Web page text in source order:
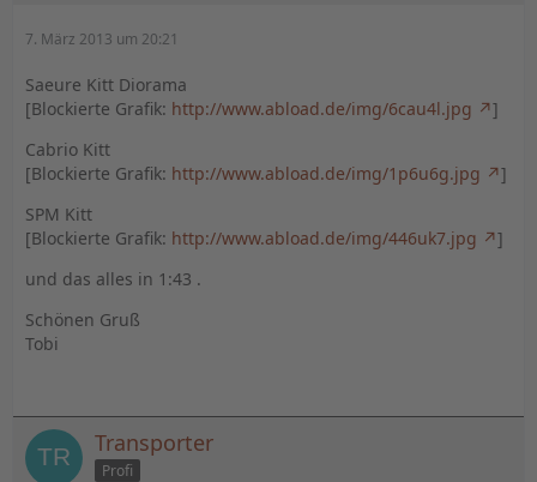
7. März 2013 um 20:21
Saeure Kitt Diorama
[Blockierte Grafik: http://www.abload.de/img/6cau4l.jpg
]
Cabrio Kitt
[Blockierte Grafik: http://www.abload.de/img/1p6u6g.jpg
]
SPM Kitt
[Blockierte Grafik: http://www.abload.de/img/446uk7.jpg
]
und das alles in 1:43 .
Schönen Gruß
Tobi
Transporter
Profi